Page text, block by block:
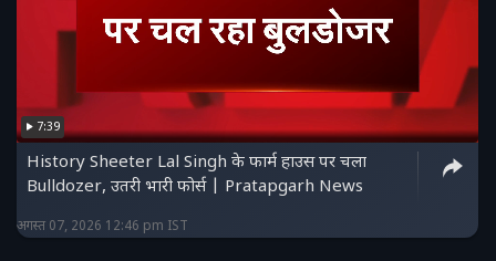
7:39
History Sheeter Lal Singh के फार्म हाउस पर चला
Bulldozer, उतरी भारी फोर्स | Pratapgarh News
अगस्त 07, 2026 12:46 pm IST